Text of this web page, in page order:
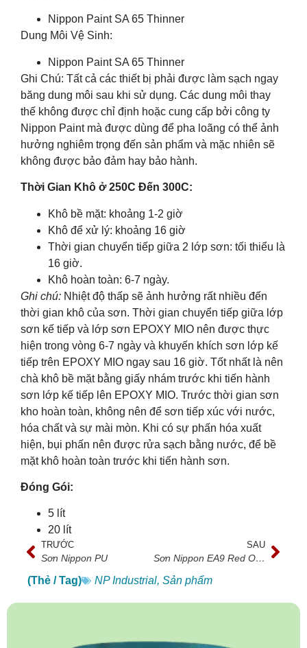
Nippon Paint SA 65 Thinner
Dung Môi Vệ Sinh:
Nippon Paint SA 65 Thinner
Ghi Chú: Tất cả các thiết bị phải được làm sạch ngay
băng dung môi sau khi sử dụng. Các dung môi thay
thế không được chỉ định hoặc cung cấp bởi công ty
Nippon Paint mà được dùng để pha loãng có thể ảnh
hưởng nghiêm trọng đến sản phẩm và mặc nhiên sẽ
không được bảo đảm hay bảo hành.
Thời Gian Khô ở 250C Đến 300C:
Khô bề mặt: khoảng 1-2 giờ
Khô để xử lý: khoảng 16 giờ
Thời gian chuyển tiếp giữa 2 lớp sơn: tối thiểu là
16 giờ.
Khô hoàn toàn: 6-7 ngày.
Ghi chú: Nhiệt độ thấp sẽ ảnh hưởng rất nhiều đến
thời gian khô của sơn. Thời gian chuyển tiếp giữa lớp
sơn kế tiếp và lớp sơn EPOXY MIO nên được thực
hiện trong vòng 6-7 ngày và khuyến khích sơn lớp kế
tiếp trên EPOXY MIO ngay sau 16 giờ. Tốt nhất là nên
chà khô bề mặt bằng giấy nhám trước khi tiến hành
sơn lớp kế tiếp lên EPOXY MIO. Trước thời gian sơn
kho hoàn toàn, không nên để sơn tiếp xúc với nước,
hóa chất và sự mài mòn. Khi có sự phấn hóa xuất
hiện, bụi phấn nên được rửa sạch bằng nước, để bề
mặt khô hoàn toàn trước khi tiến hành sơn.
Đóng Gói:
5 lít
20 lít
TRƯỚC
Sơn Nippon PU
SAU
Sơn Nippon EA9 Red Oxide Primer
(Thẻ / Tag) NP Industrial, Sản phẩm